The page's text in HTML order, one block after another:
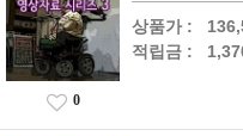
상품가 :
적립금 :
0